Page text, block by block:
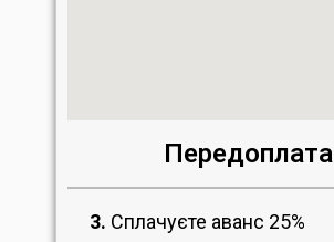
Передоплата
3. Сплачуєте аванс 25%